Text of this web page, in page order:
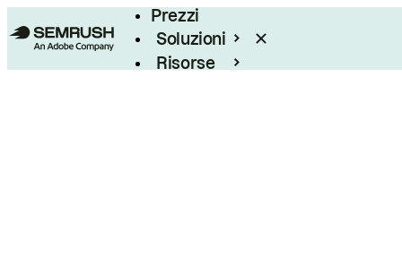
Prezzi
Soluzioni
Risorse